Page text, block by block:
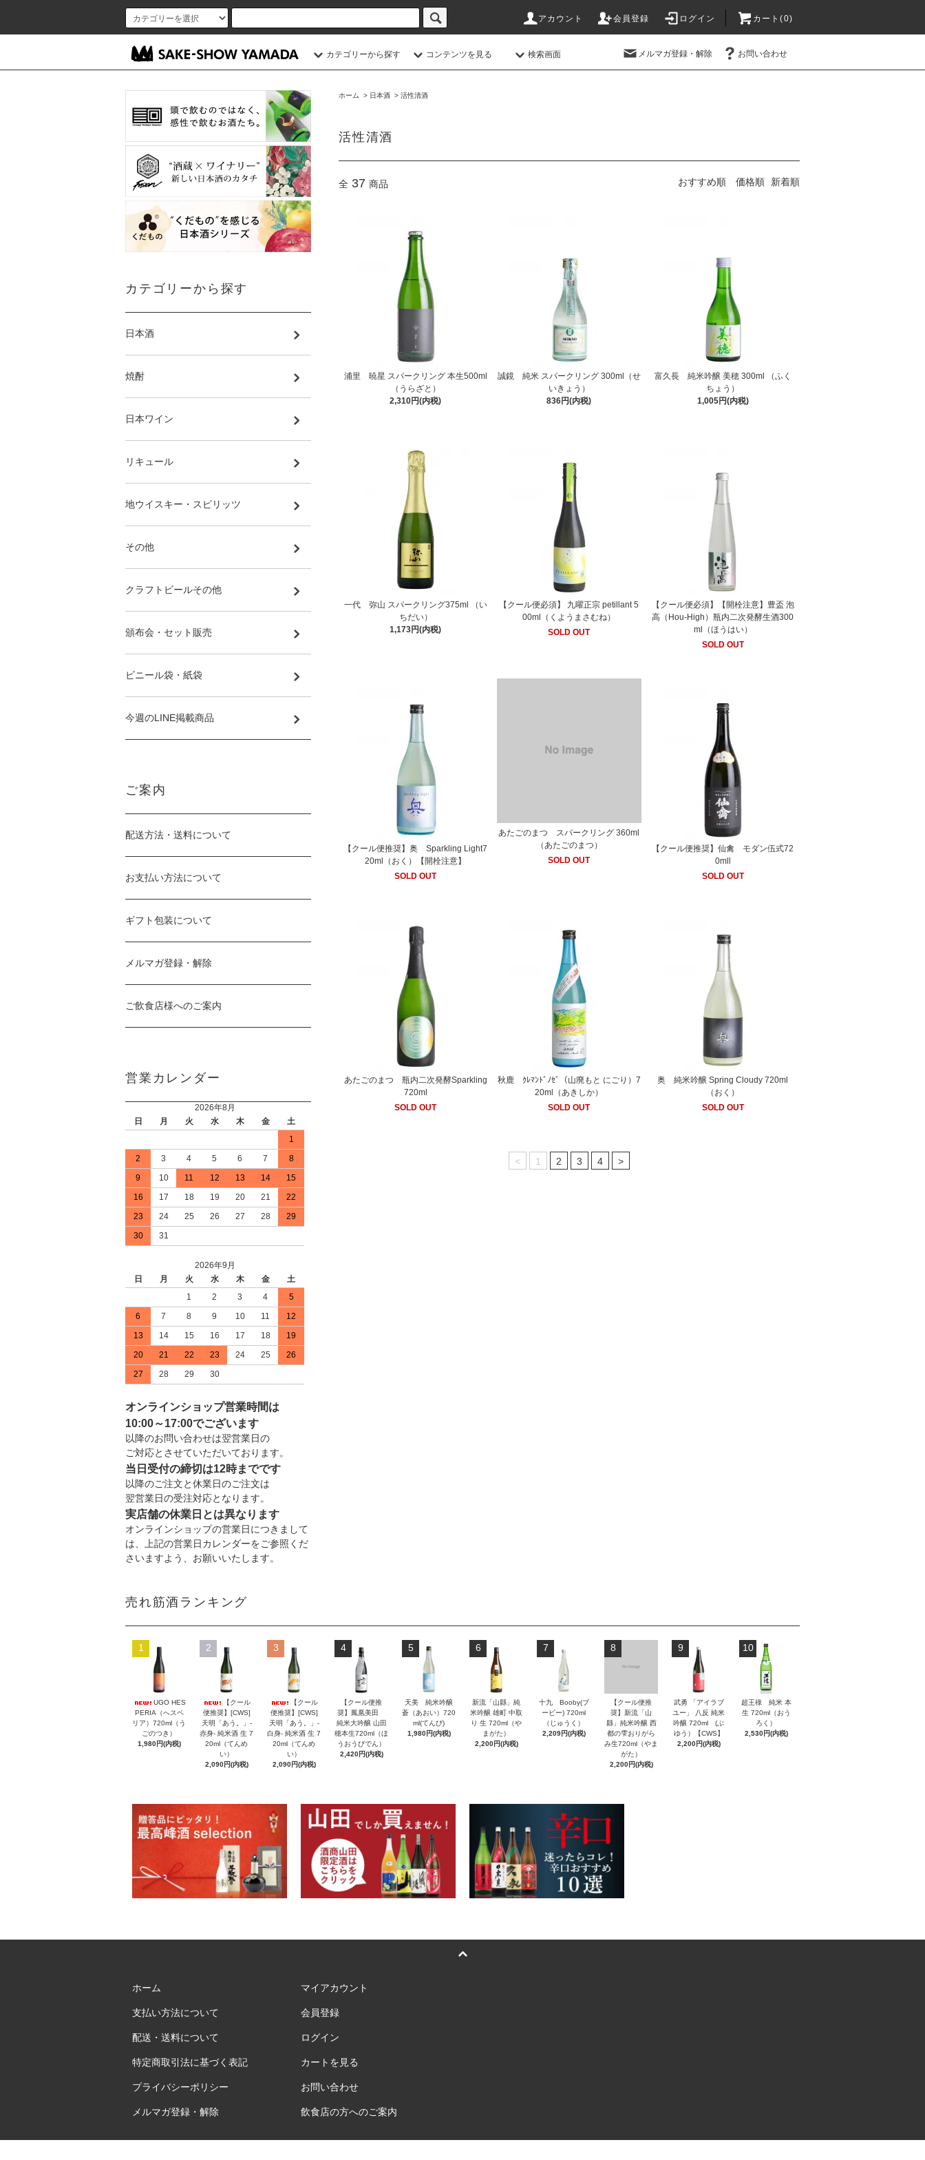
アカウント 会員登録 ログイン カート(0)
カテゴリーから探す コンテンツを見る 検索画面 メルマガ登録・解除 お問い合わせ
ホーム > 日本酒 > 活性清酒
活性清酒
全 37 商品 おすすめ順 価格順 新着順
浦里 暁星 スパークリング 本生500ml
（うらざと）
2,310円(内税)
誠鏡 純米 スパークリング 300ml（せ
いきょう）
836円(内税)
富久長 純米吟醸 美穂 300ml （ふく
ちょう）
1,005円(内税)
一代 弥山 スパークリング375ml （い
ちだい）
1,173円(内税)
【クール便必須】 九曜正宗 petillant 5
00ml（くようまさむね）
SOLD OUT
【クール便必須】【開栓注意】豊盃 泡
高（Hou-High）瓶内二次発酵生酒300
ml（ほうはい）
SOLD OUT
【クール便推奨】奥 Sparkling Light7
20ml（おく）【開栓注意】
SOLD OUT
あたごのまつ スパークリング 360ml
（あたごのまつ）
SOLD OUT
【クール便推奨】仙禽 モダン伍式72
0mll
SOLD OUT
あたごのまつ 瓶内二次発酵Sparkling
720ml
SOLD OUT
秋鹿 ｸﾚﾏﾝﾄﾞﾉｾﾞ（山廃もと にごり）7
20ml（あきしか）
SOLD OUT
奥 純米吟醸 Spring Cloudy 720ml
（おく）
SOLD OUT
< 1 2 3 4 >
カテゴリーから探す
日本酒
焼酎
日本ワイン
リキュール
地ウイスキー・スピリッツ
その他
クラフトビールその他
頒布会・セット販売
ビニール袋・紙袋
今週のLINE掲載商品
ご案内
配送方法・送料について
お支払い方法について
ギフト包装について
メルマガ登録・解除
ご飲食店様へのご案内
営業カレンダー
2026年8月
日
月 火 水 木 金
土
1
2
3 4 5 6 7
8
9
10 11 12 13 14
15
16
17 18 19 20 21
22
23
24 25 26 27 28
29
30
31
2026年9月
日
月 火 水 木 金
土
1
2 3 4
5
6
7 8 9 10 11
12
13
14 15 16 17 18
19
20
21 22 23 24 25
26
27
28 29 30
オンラインショップ営業時間は
10:00～17:00でございます
以降のお問い合わせは翌営業日の
ご対応とさせていただいております。
当日受付の締切は12時までです
以降のご注文と休業日のご注文は
翌営業日の受注対応となります。
実店舗の休業日とは異なります
オンラインショップの営業日につきまして
は、上記の営業日カレンダーをご参照くだ
さいますよう、お願いいたします。
売れ筋酒ランキング
1
UGO HES
PERIA（へスペ
リア）720ml（う
ごのつき）
1,980円(内税)
2
【クール
便推奨】[CWS]
天明「あう。」-
赤身- 純米酒 生 7
20ml（てんめ
い）
2,090円(内税)
3
【クール
便推奨】[CWS]
天明「あう。」-
白身- 純米酒 生 7
20ml（てんめ
い）
2,090円(内税)
4
【クール便推
奨】鳳凰美田
純米大吟醸 山田
穂本生720ml（ほ
うおうびでん）
2,420円(内税)
5
天美 純米吟醸
蒼（あおい）720
ml(てんび)
1,980円(内税)
6
新流「山縣」純
米吟醸 雄町 中取
り 生 720ml（や
まがた）
2,200円(内税)
7
十九 Booby(ブ
ービー) 720ml
（じゅうく）
2,209円(内税)
8
【クール便推
奨】新流「山
縣」純米吟醸 西
都の雫おりがら
み生720ml（やま
がた）
2,200円(内税)
9
武勇 「アイラブ
ユー」 八反 純米
吟醸 720ml (ぶ
ゆう）【CWS】
2,200円(内税)
10
超王祿 純米 本
生 720ml（おう
ろく）
2,530円(内税)
ホーム
支払い方法について
配送・送料について
特定商取引法に基づく表記
プライバシーポリシー
メルマガ登録・解除
マイアカウント
会員登録
ログイン
カートを見る
お問い合わせ
飲食店の方へのご案内